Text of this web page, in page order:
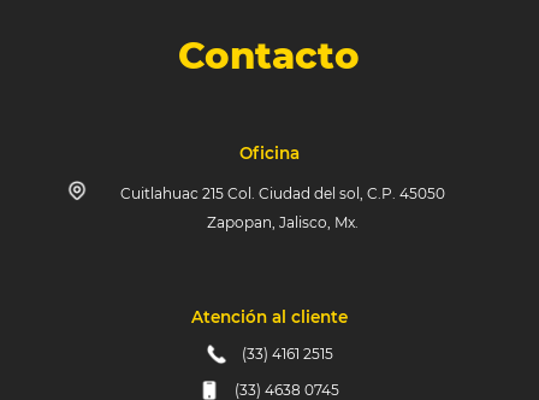
Contacto
Oficina
Cuitlahuac 215 Col. Ciudad del sol, C.P. 45050
Zapopan, Jalisco, Mx.
Atención al cliente
(33) 4161 2515
(33) 4638 0745